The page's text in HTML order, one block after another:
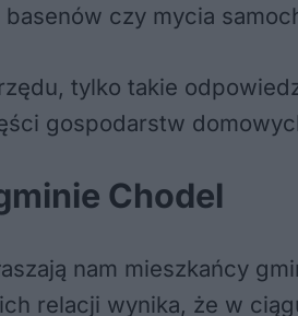
basenów czy mycia
tylko takie
gospodarstw
Chodel
nam mieszkańcy
relacji wynika, że w